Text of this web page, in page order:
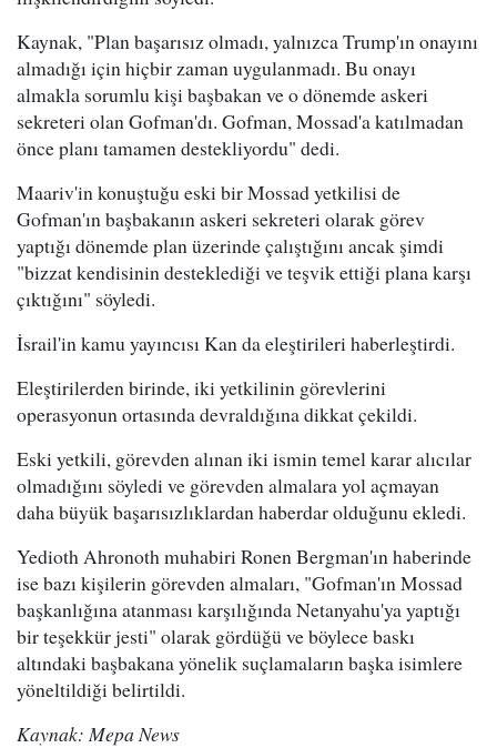
Kaynak, "Plan başarısız olmadı, yalnızca Trump'ın onayını
almadığı için hiçbir zaman uygulanmadı. Bu onayı
almakla sorumlu kişi başbakan ve o dönemde askeri
sekreteri olan Gofman'dı. Gofman, Mossad'a katılmadan
önce planı tamamen destekliyordu" dedi.
Maariv'in konuştuğu eski bir Mossad yetkilisi de
Gofman'ın başbakanın askeri sekreteri olarak görev
yaptığı dönemde plan üzerinde çalıştığını ancak şimdi
"bizzat kendisinin desteklediği ve teşvik ettiği plana karşı
çıktığını" söyledi.
İsrail'in kamu yayıncısı Kan da eleştirileri haberleştirdi.
Eleştirilerden birinde, iki yetkilinin görevlerini
operasyonun ortasında devraldığına dikkat çekildi.
Eski yetkili, görevden alınan iki ismin temel karar alıcılar
olmadığını söyledi ve görevden almalara yol açmayan
daha büyük başarısızlıklardan haberdar olduğunu ekledi.
Yedioth Ahronoth muhabiri Ronen Bergman'ın haberinde
ise bazı kişilerin görevden almaları, "Gofman'ın Mossad
başkanlığına atanması karşılığında Netanyahu'ya yaptığı
bir teşekkür jesti" olarak gördüğü ve böylece baskı
altındaki başbakana yönelik suçlamaların başka isimlere
yöneltildiği belirtildi.
Kaynak: Mepa News